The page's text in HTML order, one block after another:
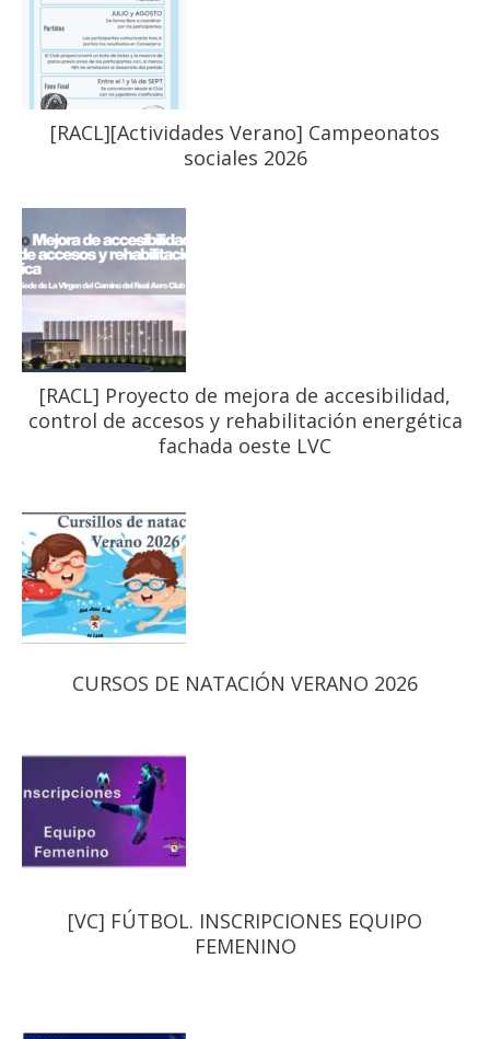
[RACL][Actividades Verano] Campeonatos
sociales 2026
[RACL] Proyecto de mejora de accesibilidad,
control de accesos y rehabilitación energética
fachada oeste LVC
CURSOS DE NATACIÓN VERANO 2026
[VC] FÚTBOL. INSCRIPCIONES EQUIPO
FEMENINO